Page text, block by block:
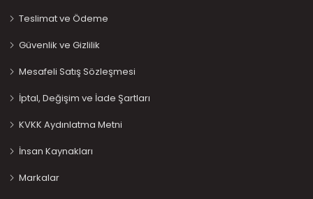
Teslimat ve Ödeme
Güvenlik ve Gizlilik
Mesafeli Satış Sözleşmesi
İptal, Değişim ve İade Şartları
KVKK Aydınlatma Metni
İnsan Kaynakları
Markalar